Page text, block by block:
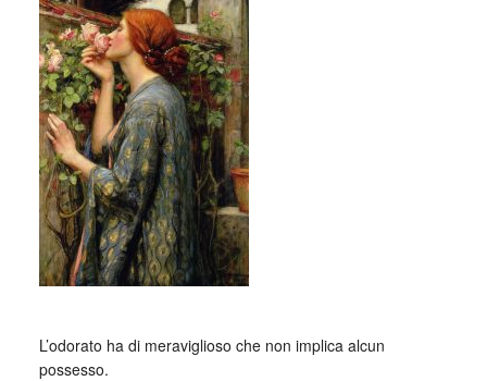
L’odorato ha di meraviglioso che non implica alcun
possesso.